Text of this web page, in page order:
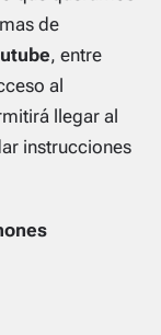
de
, entre
al
llegar al
instrucciones